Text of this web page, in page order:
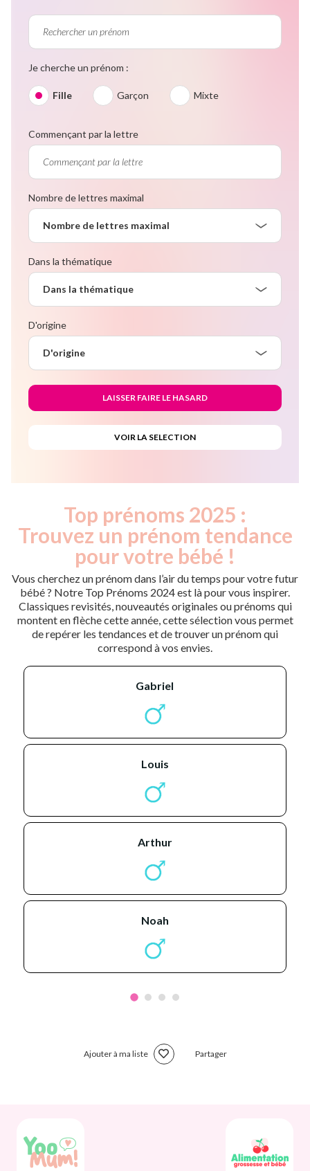
Je cherche un prénom :
Fille Garçon Mixte
Commençant par la lettre
Nombre de lettres maximal
Nombre de lettres maximal
Dans la thématique
Dans la thématique
D'origine
D'origine
Top prénoms 2025 :
Trouvez un prénom tendance
pour votre bébé !
Vous cherchez un prénom dans l’air du temps pour votre futur
bébé ? Notre Top Prénoms 2024 est là pour vous inspirer.
Classiques revisités, nouveautés originales ou prénoms qui
montent en flèche cette année, cette sélection vous permet
de repérer les tendances et de trouver un prénom qui
correspond à vos envies.
gabriel
louis
arthur
noah
Ajouter à ma liste Partager